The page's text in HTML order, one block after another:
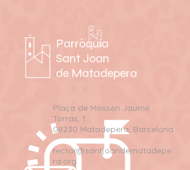
Parròquia
Sant Joan
de Matadepera
Plaça de Mossèn Jaume
Torras, 1
08230 Matadepera, Barcelona
rector@santjoandematadepe
ra.org